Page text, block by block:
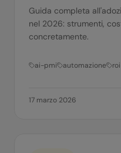
Guida completa
nel 2026: strumenti,
concretamente.
ai-pmi automazione roi
17 marzo 2026